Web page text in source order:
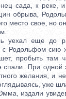
сада, к реке, и
обрыва,
место свое, но
еще до
с Родольфом
пробыть там
спали. При одной
желания, и
уже
издали увидев